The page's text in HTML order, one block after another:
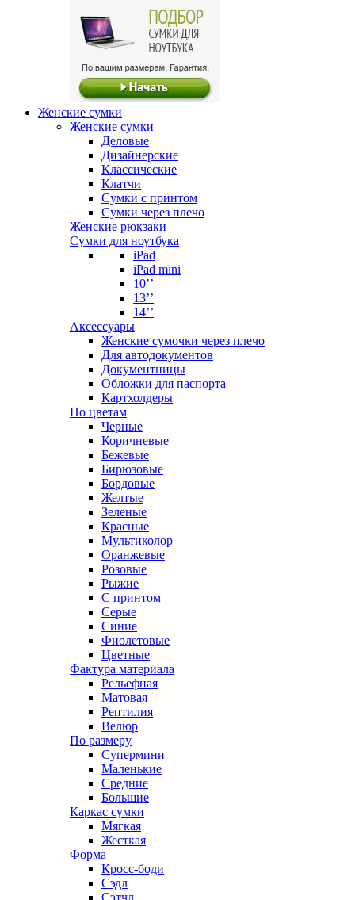
Женские сумки
Женские сумки
Деловые
Дизайнерские
Классические
Клатчи
Сумки с принтом
Сумки через плечо
Женские рюкзаки
Сумки для ноутбука
iPad
iPad mini
10’’
13’’
14’’
Аксессуары
Женские сумочки через плечо
Для автодокументов
Документницы
Обложки для паспорта
Картхолдеры
По цветам
Черные
Коричневые
Бежевые
Бирюзовые
Бордовые
Желтые
Зеленые
Красные
Мультиколор
Оранжевые
Розовые
Рыжие
С принтом
Серые
Синие
Фиолетовые
Цветные
Фактура материала
Рельефная
Матовая
Рептилия
Велюр
По размеру
Супермини
Маленькие
Средние
Большие
Каркас сумки
Мягкая
Жесткая
Форма
Кросс-боди
Сэдл
Сэтчл